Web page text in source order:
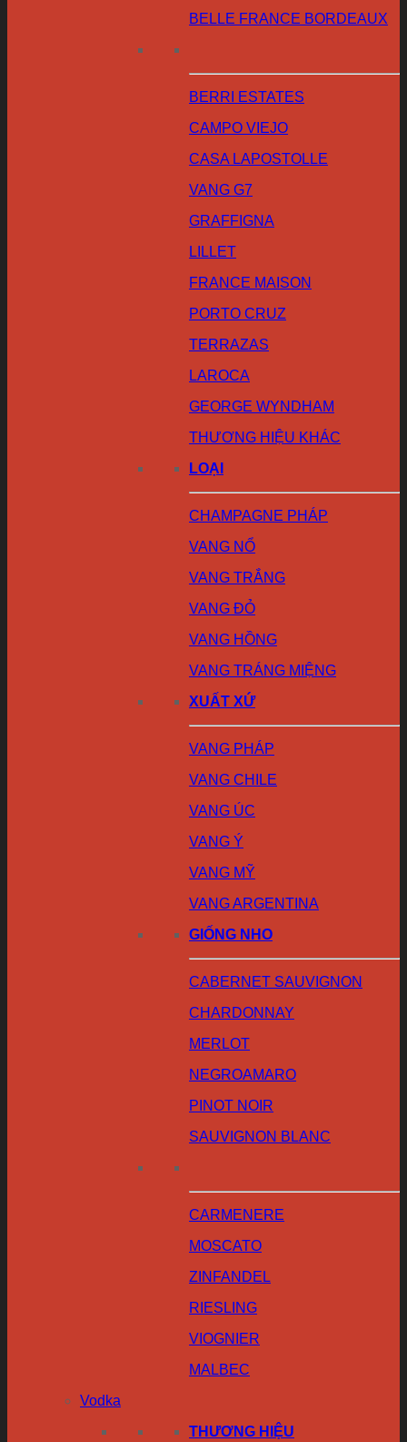
BELLE FRANCE BORDEAUX
BERRI ESTATES
CAMPO VIEJO
CASA LAPOSTOLLE
VANG G7
GRAFFIGNA
LILLET
FRANCE MAISON
PORTO CRUZ
TERRAZAS
LAROCA
GEORGE WYNDHAM
THƯƠNG HIỆU KHÁC
LOẠI
CHAMPAGNE PHÁP
VANG NỔ
VANG TRẮNG
VANG ĐỎ
VANG HỒNG
VANG TRÁNG MIỆNG
XUẤT XỨ
VANG PHÁP
VANG CHILE
VANG ÚC
VANG Ý
VANG MỸ
VANG ARGENTINA
GIỐNG NHO
CABERNET SAUVIGNON
CHARDONNAY
MERLOT
NEGROAMARO
PINOT NOIR
SAUVIGNON BLANC
CARMENERE
MOSCATO
ZINFANDEL
RIESLING
VIOGNIER
MALBEC
Vodka
THƯƠNG HIỆU